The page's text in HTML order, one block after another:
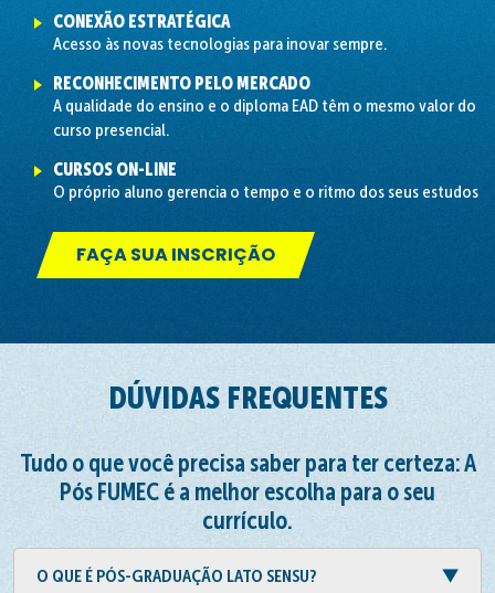
CONEXÃO ESTRATÉGICA
Acesso às novas tecnologias para inovar sempre.
RECONHECIMENTO PELO MERCADO
A qualidade do ensino e o diploma EAD têm o mesmo valor do
curso presencial.
CURSOS ON-LINE
O próprio aluno gerencia o tempo e o ritmo dos seus estudos
FAÇA SUA INSCRIÇÃO
DÚVIDAS FREQUENTES
Tudo o que você precisa saber para ter certeza: A
Pós FUMEC é a melhor escolha para o seu
currículo.
O QUE É PÓS-GRADUAÇÃO LATO SENSU?